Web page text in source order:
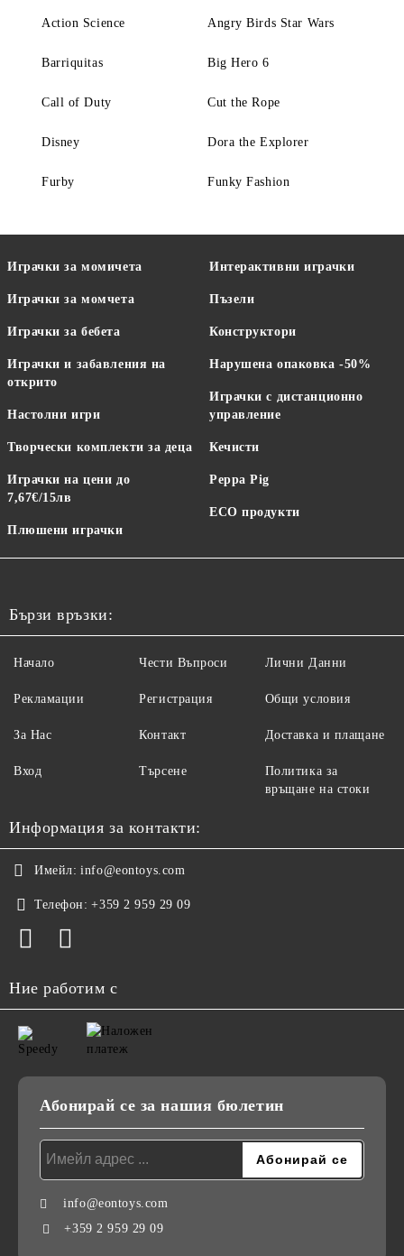
Action Science Angry Birds Star Wars
Barriquitas Big Hero 6
Call of Duty Cut the Rope
Disney Dora the Explorer
Furby Funky Fashion
Играчки за момичета
Играчки за момчета
Играчки за бебета
Играчки и забавления на
открито
Настолни игри
Творчески комплекти за деца
Играчки на цени до
7,67€/15лв
Плюшени играчки
Интерактивни играчки
Пъзели
Конструктори
Нарушена опаковка -50%
Играчки с дистанционно
управление
Кечисти
Peppa Pig
ECO продукти
Бързи връзки:
Начало
Рекламации
За Нас
Вход
Чести Въпроси
Регистрация
Контакт
Търсене
Лични Данни
Общи условия
Доставка и плащане
Политика за
връщане на стоки
Информация за контакти:
Имейл: info@eontoys.com
Телефон: +359 2 959 29 09
Ние работим с
Абонирай се за нашия бюлетин
info@eontoys.com
+359 2 959 29 09